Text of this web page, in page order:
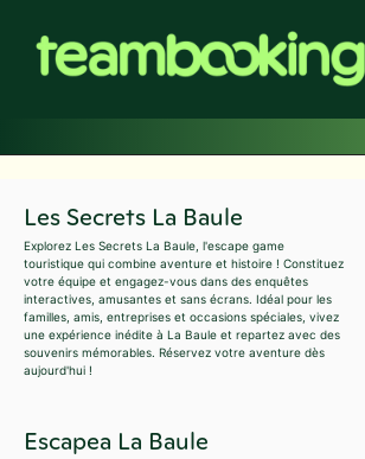
contenu
Les Secrets La Baule
Explorez Les Secrets La Baule, l'escape game
touristique qui combine aventure et histoire ! Constituez
votre équipe et engagez-vous dans des enquêtes
interactives, amusantes et sans écrans. Idéal pour les
familles, amis, entreprises et occasions spéciales, vivez
une expérience inédite à La Baule et repartez avec des
souvenirs mémorables. Réservez votre aventure dès
aujourd'hui !
Escapea La Baule